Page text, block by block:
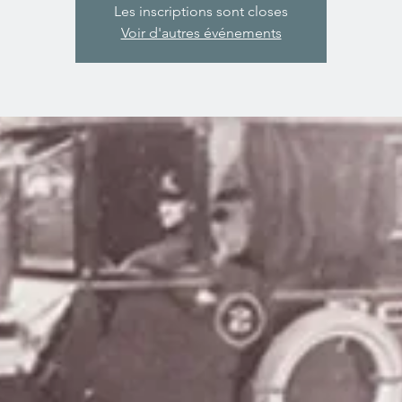
Les inscriptions sont closes
Voir d'autres événements